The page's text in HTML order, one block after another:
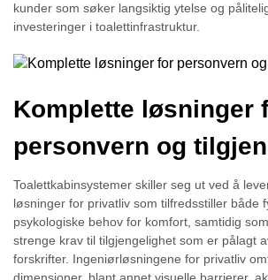
kunder som søker langsiktig ytelse og
investeringer i toalettinfrastruktur.
Komplette løsninger
personvern og
Toalettkabinsystemer skiller seg ut ved å
løsninger for privatliv som tilfredsstiller både
psykologiske behov for komfort, samtidig
strenge krav til tilgjengelighet som er pålagt
forskrifter. Ingeniørløsningene for privatliv